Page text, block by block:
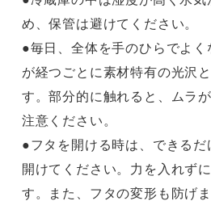
め、保管は避けてください。
●毎日、全体を手のひらでよ
が経つごとに素材特有の光沢
す。部分的に触れると、ムラ
注意ください。
●フタを開ける時は、できるだ
開けてください。力を入れず
す。また、フタの変形も防げま